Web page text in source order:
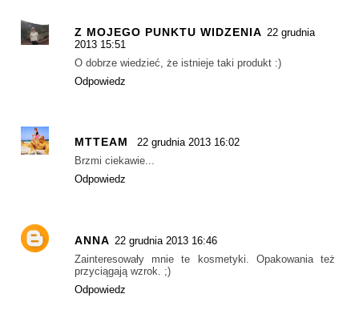
Z MOJEGO PUNKTU WIDZENIA 22 grudnia
2013 15:51
O dobrze wiedzieć, że istnieje taki produkt :)
Odpowiedz
MTTEAM
22 grudnia 2013 16:02
Brzmi ciekawie...
Odpowiedz
ANNA 22 grudnia 2013 16:46
Zainteresowały mnie te kosmetyki. Opakowania też
przyciągają wzrok. ;)
Odpowiedz